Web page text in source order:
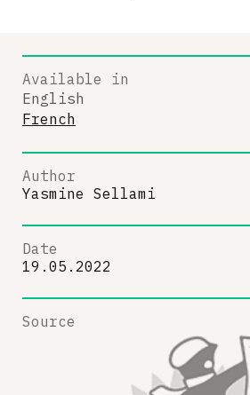
Available in
English
French
Author
Yasmine Sellami
Date
19.05.2022
Source